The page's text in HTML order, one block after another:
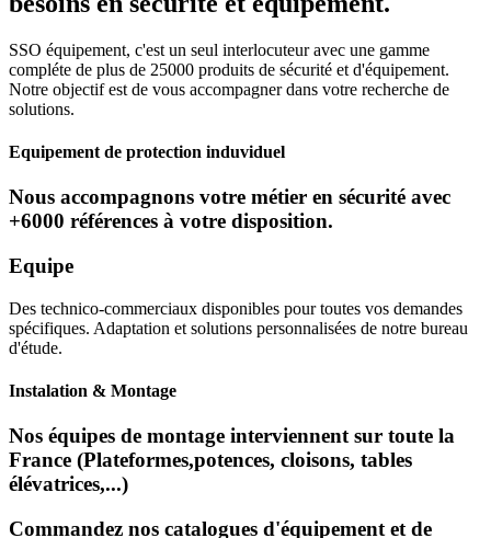
SSO équipement, c'est un seul interlocuteur avec une gamme
compléte de plus de 25000 produits de sécurité et d'équipement.
Notre objectif est de vous accompagner dans votre recherche de
solutions.
Equipement de protection induviduel
Nous accompagnons votre métier en sécurité avec
+6000 références à votre disposition.
Equipe
Des technico-commerciaux disponibles pour toutes vos demandes
spécifiques. Adaptation et solutions personnalisées de notre bureau
d'étude.
Instalation & Montage
Nos équipes de montage interviennent sur toute la
France (Plateformes,potences, cloisons, tables
élévatrices,...)
Commandez nos catalogues d'équipement et de